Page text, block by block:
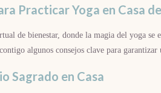
Practicar Yoga en Casa
de bienestar, donde la magia del yoga se
algunos consejos clave para garantizar
Sagrado en Casa